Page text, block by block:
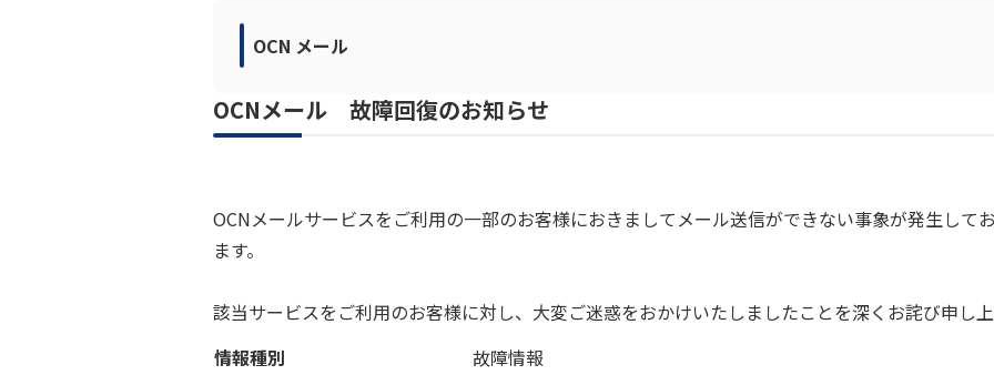
OCN メール
OCNメール 故障回復のお知らせ
OCNメールサービスをご利用の一部のお客様におきましてメール送信ができない事象が発生して
ます。
該当サービスをご利用のお客様に対し、大変ご迷惑をおかけいたしましたことを深くお詫び申し
情報種別
故障情報